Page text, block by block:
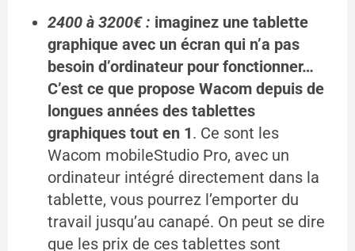
2400 à 3200€ : imaginez une tablette
graphique avec un écran qui n’a pas
besoin d’ordinateur pour fonctionner…
C’est ce que propose Wacom depuis de
longues années des tablettes
graphiques tout en 1. Ce sont les
Wacom mobileStudio Pro, avec un
ordinateur intégré directement dans la
tablette, vous pourrez l’emporter du
travail jusqu’au canapé. On peut se dire
que les prix de ces tablettes sont